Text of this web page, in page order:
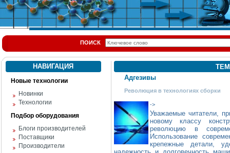
ПОИСК
НАВИГАЦИЯ
Новые технологии
Новинки
Технологии
Подбор оборудования
Блоги производителей
Поставщики
Производители
Адгезивы
Революция в технологиях сборки
->
Уважаемые читатели,
новому классу
революцию в
Использование
крепежные детали,